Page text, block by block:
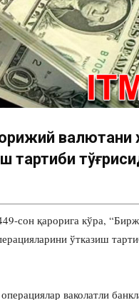
валютани
тартиби
сон қарорига кўра,
ўтказиш
ваколатли